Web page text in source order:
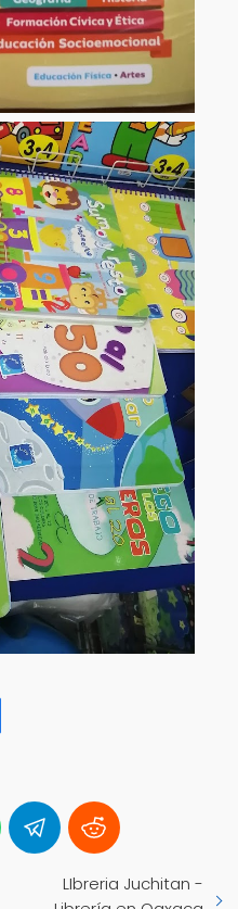
LIbreria Juchitan -